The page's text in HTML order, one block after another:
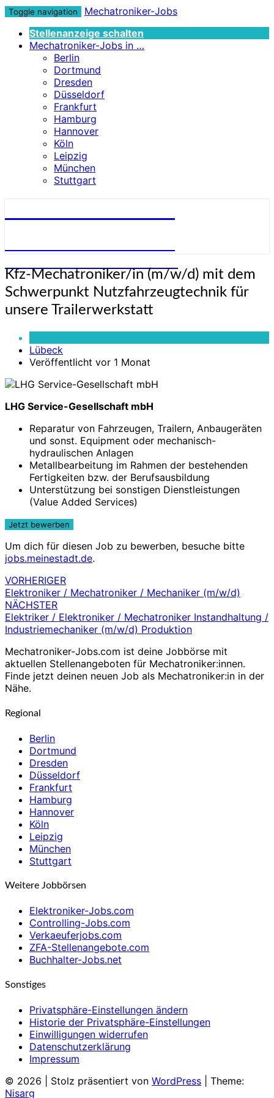
Toggle navigation
Mechatroniker-Jobs
Stellenanzeige schalten
Mechatroniker-Jobs in …
Berlin
Dortmund
Dresden
Düsseldorf
Frankfurt
Hamburg
Hannover
Köln
Leipzig
München
Stuttgart
Kfz-
Mechatroniker/in
(m/w/d)
mit
Schwerpunkt
Nutzfahrzeugtechnik
unsere
Trailerwerkstatt
Kfz-Mechatroniker/in (m/w/d) mit dem
Schwerpunkt Nutzfahrzeugtechnik für
unsere Trailerwerkstatt
Lübeck
Veröffentlicht vor 1 Monat
LHG Service-Gesellschaft mbH
Reparatur von Fahrzeugen, Trailern, Anbaugeräten
und sonst. Equipment oder mechanisch-
hydraulischen Anlagen
Metallbearbeitung im Rahmen der bestehenden
Fertigkeiten bzw. der Berufsausbildung
Unterstützung bei sonstigen Dienstleistungen
(Value Added Services)
Um dich für diesen Job zu bewerben, besuche bitte
jobs.meinestadt.de.
Beitragsnavigation
VORHERIGER
Elektroniker / Mechatroniker / Mechaniker (m/w/d)
NÄCHSTER
Elektriker / Elektroniker / Mechatroniker Instandhaltung /
Industriemechaniker (m/w/d) Produktion
Mechatroniker-Jobs.com ist deine Jobbörse mit
aktuellen Stellenangeboten für Mechatroniker:innen.
Finde jetzt deinen neuen Job als Mechatroniker:in in der
Nähe.
Regional
Berlin
Dortmund
Dresden
Düsseldorf
Frankfurt
Hamburg
Hannover
Köln
Leipzig
München
Stuttgart
Weitere Jobbörsen
Elektroniker-Jobs.com
Controlling-Jobs.com
Verkaeuferjobs.com
ZFA-Stellenangebote.com
Buchhalter-Jobs.net
Sonstiges
Privatsphäre-Einstellungen ändern
Historie der Privatsphäre-Einstellungen
Einwilligungen widerrufen
Datenschutzerklärung
Impressum
© 2026
Stolz präsentiert von WordPress
Theme:
Nisarg